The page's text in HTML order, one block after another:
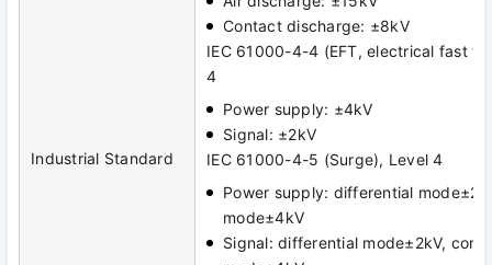
Industrial Standard
Contact discharge: ±8kV
IEC 61000-4-4 (EFT, electrical fast
4
Power supply: ±4kV
Signal: ±2kV
IEC 61000-4-5 (Surge), Level 4
Power supply: differential
mode±4kV
Signal: differential mode±2kV,